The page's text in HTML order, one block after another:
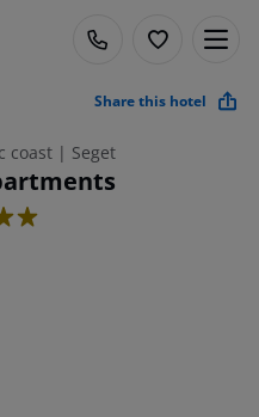
Share this hotel
coast | Seget